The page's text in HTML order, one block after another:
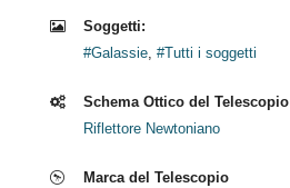
Soggetti:
#Galassie, #Tutti i soggetti
Schema Ottico del Telescopio
Riflettore Newtoniano
Marca del Telescopio